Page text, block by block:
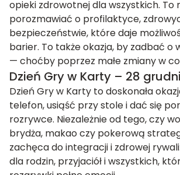
opieki zdrowotnej dla wszystkich. To
porozmawiać o profilaktyce,
bezpieczeństwie, które daje
barier. To także okazja, by zadbać o
— choćby poprzez małe zmiany w
Dzień Gry w Karty – 28
Dzień Gry w Karty to doskonała
telefon, usiąść przy stole i dać się
rozrywce. Niezależnie od tego, czy
brydża, makao czy pokerową
zachęca do integracji i zdrowej
dla rodzin, przyjaciół i wszystkich,